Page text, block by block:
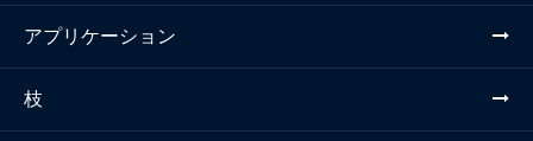
アプリケーション
枝